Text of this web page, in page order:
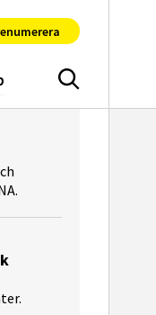
Sök